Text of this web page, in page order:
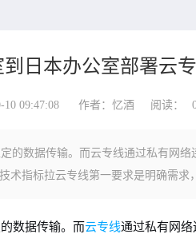
日本办公室部署云专
09:47:08 作者：忆酒 阅读：
的数据传输。而云专线通过私有网
术指标拉云专线第一要求是明确需求
数据传输。而云专线通过私有网